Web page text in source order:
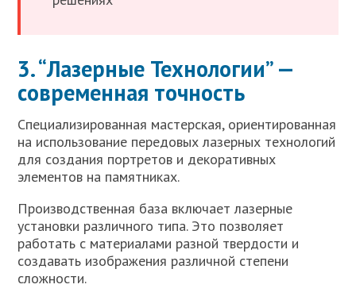
3. “Лазерные Технологии” —
современная точность
Специализированная мастерская, ориентированная
на использование передовых лазерных технологий
для создания портретов и декоративных
элементов на памятниках.
Производственная база включает лазерные
установки различного типа. Это позволяет
работать с материалами разной твердости и
создавать изображения различной степени
сложности.